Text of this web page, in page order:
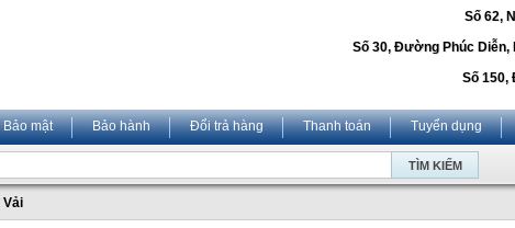
Số 62,
Số 30, Đường Phúc Diễn,
Số 150,
Bảo mật Bảo hành Đổi trả hàng Thanh toán Tuyển dụng
Vải